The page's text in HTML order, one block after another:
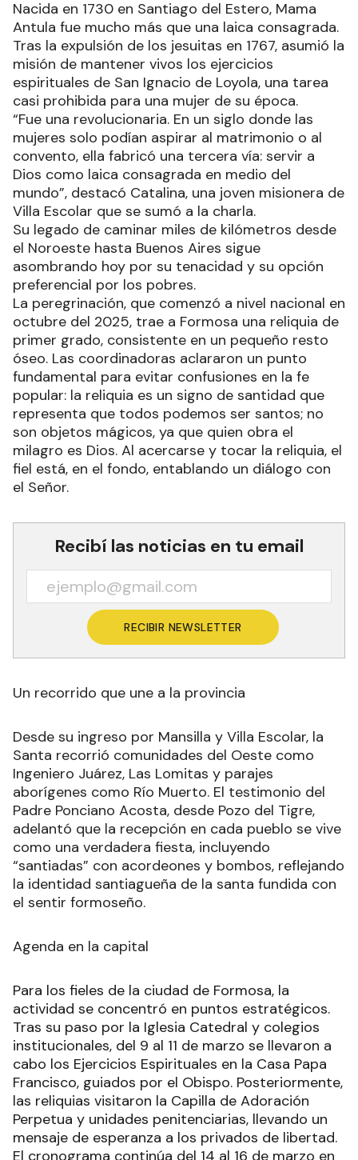
Nacida en 1730 en Santiago del Estero, Mama
Antula fue mucho más que una laica consagrada.
Tras la expulsión de los jesuitas en 1767, asumió la
misión de mantener vivos los ejercicios
espirituales de San Ignacio de Loyola, una tarea
casi prohibida para una mujer de su época.
“Fue una revolucionaria. En un siglo donde las
mujeres solo podían aspirar al matrimonio o al
convento, ella fabricó una tercera vía: servir a
Dios como laica consagrada en medio del
mundo”, destacó Catalina, una joven misionera de
Villa Escolar que se sumó a la charla.
Su legado de caminar miles de kilómetros desde
el Noroeste hasta Buenos Aires sigue
asombrando hoy por su tenacidad y su opción
preferencial por los pobres.
La peregrinación, que comenzó a nivel nacional en
octubre del 2025, trae a Formosa una reliquia de
primer grado, consistente en un pequeño resto
óseo. Las coordinadoras aclararon un punto
fundamental para evitar confusiones en la fe
popular: la reliquia es un signo de santidad que
representa que todos podemos ser santos; no
son objetos mágicos, ya que quien obra el
milagro es Dios. Al acercarse y tocar la reliquia, el
fiel está, en el fondo, entablando un diálogo con
el Señor.
Recibí las noticias en tu email
RECIBIR NEWSLETTER
Un recorrido que une a la provincia
Desde su ingreso por Mansilla y Villa Escolar, la
Santa recorrió comunidades del Oeste como
Ingeniero Juárez, Las Lomitas y parajes
aborígenes como Río Muerto. El testimonio del
Padre Ponciano Acosta, desde Pozo del Tigre,
adelantó que la recepción en cada pueblo se vive
como una verdadera fiesta, incluyendo
“santiadas” con acordeones y bombos, reflejando
la identidad santiagueña de la santa fundida con
el sentir formoseño.
Agenda en la capital
Para los fieles de la ciudad de Formosa, la
actividad se concentró en puntos estratégicos.
Tras su paso por la Iglesia Catedral y colegios
institucionales, del 9 al 11 de marzo se llevaron a
cabo los Ejercicios Espirituales en la Casa Papa
Francisco, guiados por el Obispo. Posteriormente,
las reliquias visitaron la Capilla de Adoración
Perpetua y unidades penitenciarias, llevando un
mensaje de esperanza a los privados de libertad.
El cronograma continúa del 14 al 16 de marzo en